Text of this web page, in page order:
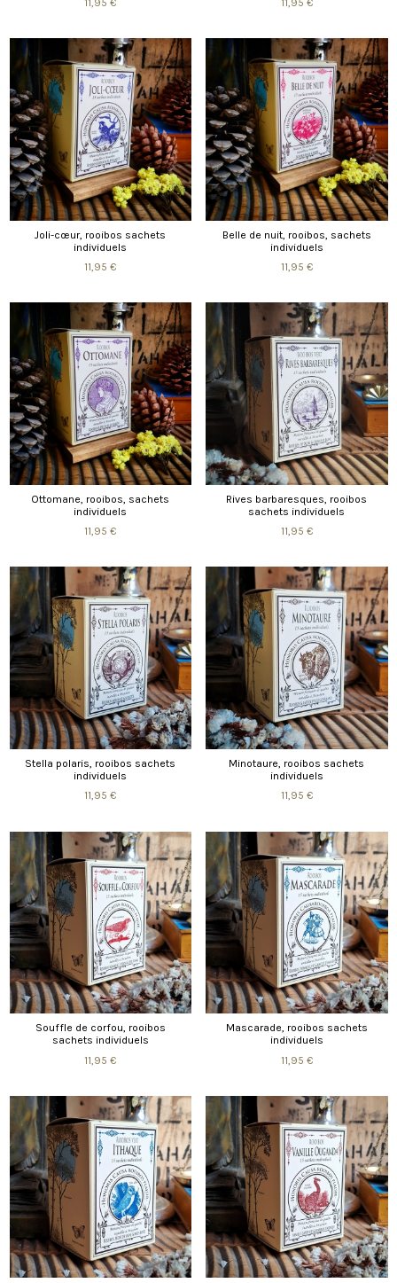
11,95 € 11,95 €
Joli-cœur, rooibos sachets
individuels
11,95 €
Belle de nuit, rooibos, sachets
individuels
11,95 €
Ottomane, rooibos, sachets
individuels
11,95 €
Rives barbaresques, rooibos
sachets individuels
11,95 €
Stella polaris, rooibos sachets
individuels
11,95 €
Minotaure, rooibos sachets
individuels
11,95 €
Souffle de corfou, rooibos
sachets individuels
11,95 €
Mascarade, rooibos sachets
individuels
11,95 €